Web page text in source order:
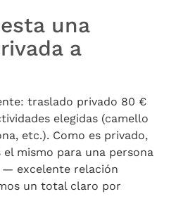
una
a
traslado privado 80 €
elegidas (camello
etc.). Como es privado,
mismo para una persona
excelente relación
un total claro por